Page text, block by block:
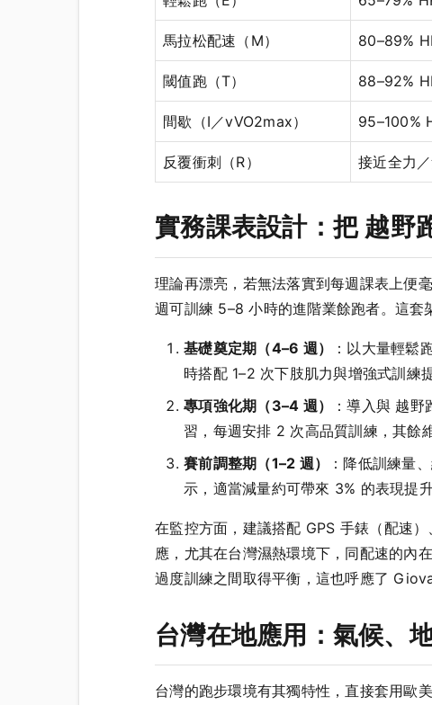
馬拉松配速（M） 80–89%
閾值跑（T） 88–92%
間歇（I／vVO2max） 95–100%
反覆衝刺（R） 接近全力
實務課表設計：把 越野
理論再漂亮，若無法落實到每週課表上便
週可訓練 5–8 小時的進階業餘跑者。這套
基礎奠定期（4–6 週）
：以大量輕鬆
時搭配 1–2 次下肢肌力與增強式訓練
專項強化期（3–4 週）
：導入與 越
習，每週安排 2 次高品質訓練，其餘
賽前調整期（1–2 週）
：降低訓練量
示，適當減量約可帶來 3% 的表現提
在監控方面，建議搭配 GPS 手錶（配速
應，尤其在台灣濕熱環境下，同配速的內
過度訓練之間取得平衡，這也呼應了
台灣在地應用：氣候、
台灣的跑步環境有其獨特性，直接套用歐